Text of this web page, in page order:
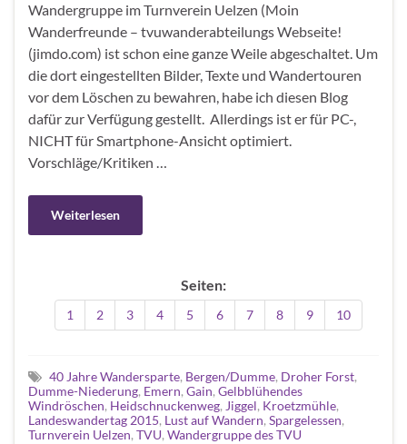
Wandergruppe im Turnverein Uelzen (Moin
Wanderfreunde – tvuwanderabteilungs Webseite!
(jimdo.com) ist schon eine ganze Weile abgeschaltet. Um
die dort eingestellten Bilder, Texte und Wandertouren
vor dem Löschen zu bewahren, habe ich diesen Blog
dafür zur Verfügung gestellt. Allerdings ist er für PC-,
NICHT für Smartphone-Ansicht optimiert.
Vorschläge/Kritiken …
Weiterlesen
Seiten:
1 2 3 4 5 6 7 8 9 10
40 Jahre Wandersparte, Bergen/Dumme, Droher Forst,
Dumme-Niederung, Emern, Gain, Gelbblühendes
Windröschen, Heidschnuckenweg, Jiggel, Kroetzmühle,
Landeswandertag 2015, Lust auf Wandern, Spargelessen,
Turnverein Uelzen, TVU, Wandergruppe des TVU